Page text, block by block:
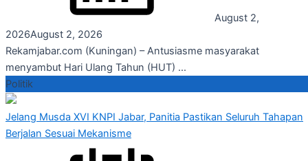
August 2,
2026August 2, 2026
Rekamjabar.com (Kuningan) – Antusiasme masyarakat
menyambut Hari Ulang Tahun (HUT) ...
Politik
Jelang Musda XVI KNPI Jabar, Panitia Pastikan Seluruh Tahapan
Berjalan Sesuai Mekanisme